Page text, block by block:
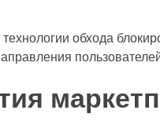
обхода